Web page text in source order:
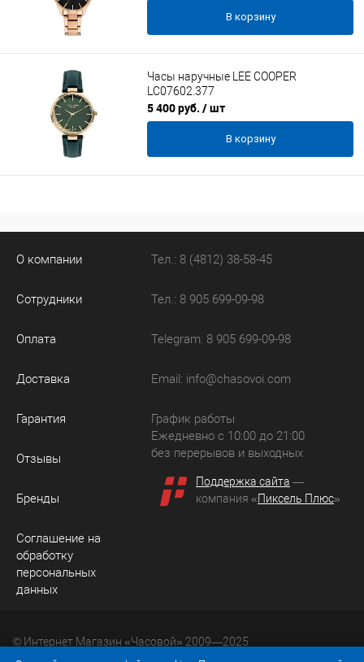
В корзину
Часы наручные LEE COOPER
LC07602.377
5 400 руб. / шт
В корзину
О компании
Сотрудники
Оплата
Доставка
Гарантия
Отзывы
Бренды
Соглашение на
обработку
персональных
данных
Тел.: 8 (4812) 38-58-45
Тел.: 8 905 699-09-98
Telegram: 8 905 699-09-98
Email: info@chasovoi.com
График работы
Ежедневно с 10:00 до 21:00
без перерывов и выходных
Поддержка сайта —
компания «Пиксель Плюс»
© Интернет Магазин «Часовой» 2009—2025
Юридический адрес: 214036 Россия, г. Смоленск, ул.